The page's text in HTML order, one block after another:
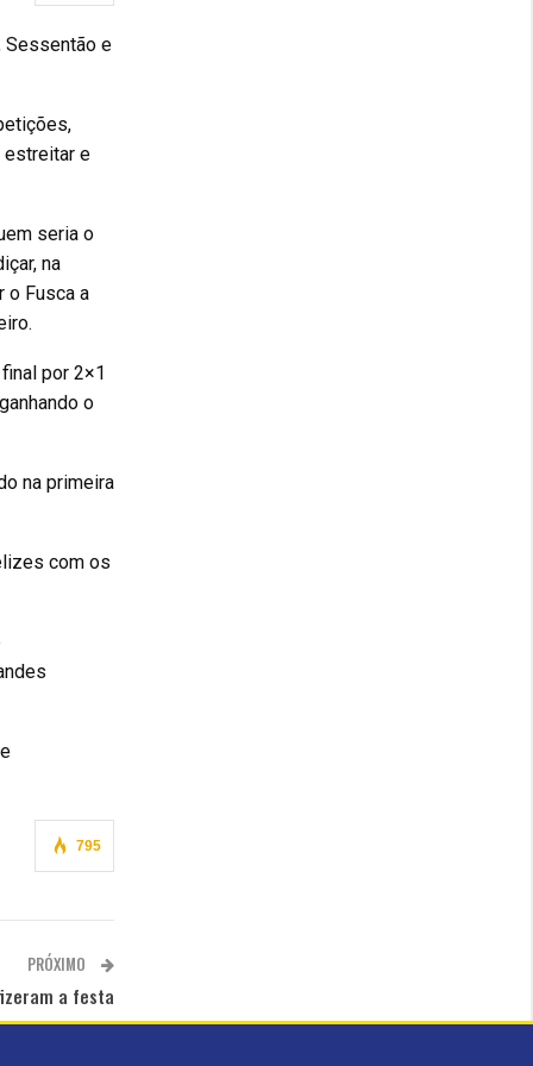
Sessentão e
estreitar e
seria o
na
o Fusca a
por 2×1
o
na primeira
com os
795
PRÓXIMO
a festa